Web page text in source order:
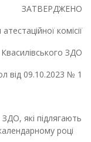
ЗАТВЕРДЖЕНО
комісії
Квасилівського ЗДО
від 09.10.2023 № 1
ЗДО, які підлягають
році